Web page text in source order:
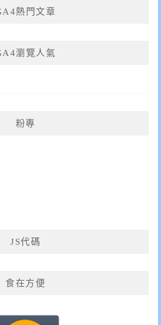
熱門文章
瀏覽人氣
粉專
JS代碼
食在方便